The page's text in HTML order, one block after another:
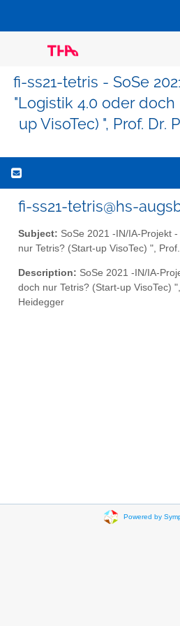
fi-ss21-tetris - SoSe
"Logistik 4.0 oder doch
up VisoTec) ", Prof.
fi-ss21-tetris@hs-
Subject: SoSe 2021 -IN/IA-Projekt
nur Tetris? (Start-up VisoTec) ",
Description: SoSe 2021 -IN/IA-
doch nur Tetris? (Start-up VisoTec)
Heidegger
Powered by